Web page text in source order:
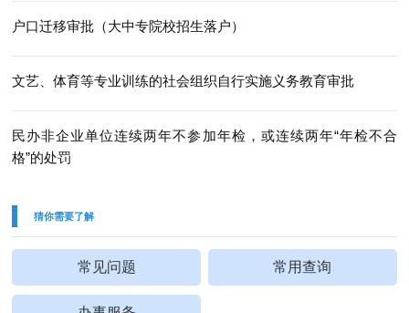
户口迁移审批（大中专院校招生落户）
文艺、体育等专业训练的社会组织自行实施义务教育审批
民办非企业单位连续两年不参加年检，或连续两年“年检不合
格”的处罚
猜你需要了解
常见问题 常用查询